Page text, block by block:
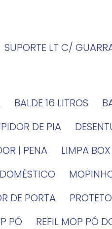
SUPORTE LT C/
BALDE 16 LITROS
DE PIA
| PENA
LIMPA BOX
DOMÉSTICO
DE PORTA
PÓ
REFIL MOP PÓ